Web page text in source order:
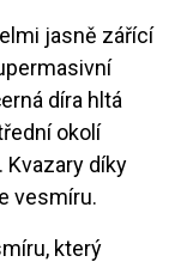
jasně zářící
díra hltá
okolí
díky
vesmíru.
který